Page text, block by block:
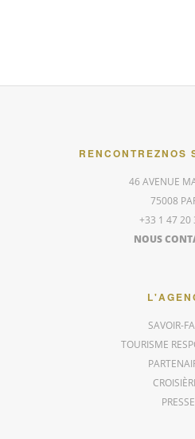
RENCONTREZNOS
46 AVENUE
75008
+33 1 47 20
NOUS
SAVOIR-
TOURISME
PRESSE